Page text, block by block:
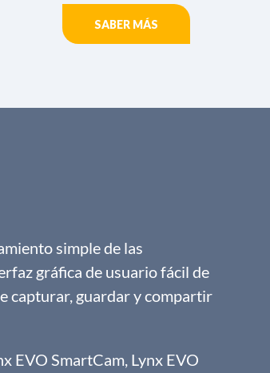
SABER MÁS
simple de las
gráfica de usuario fácil de
capturar, guardar y compartir
EVO SmartCam, Lynx EVO